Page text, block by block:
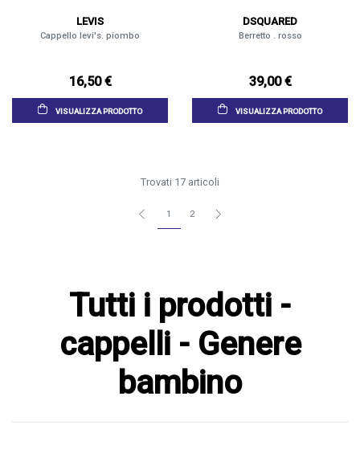
LEVIS
Cappello levi's. piombo
16,50 €
VISUALIZZA PRODOTTO
DSQUARED
Berretto . rosso
39,00 €
VISUALIZZA PRODOTTO
Trovati 17 articoli
1 2
Tutti i prodotti -
cappelli - Genere
bambino